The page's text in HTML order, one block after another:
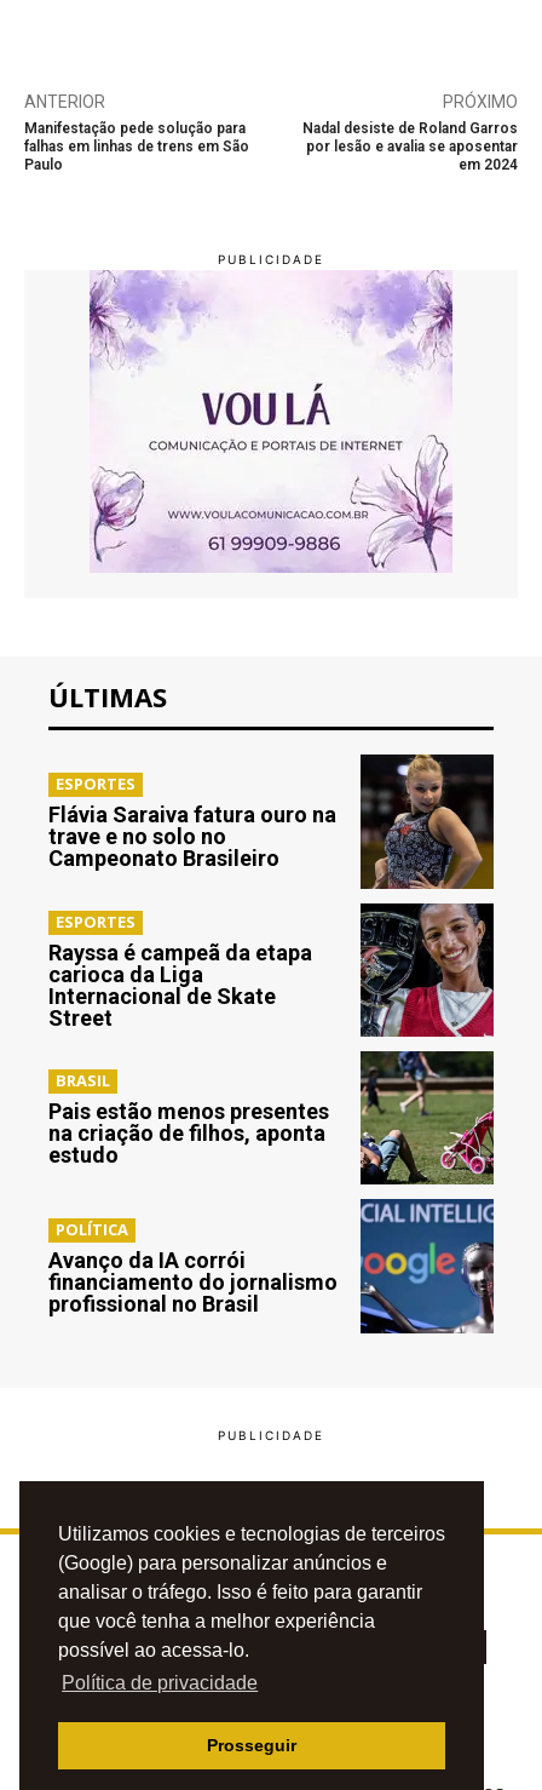
Utilizamos cookies e tecnologias de terceiros
(Google) para personalizar anúncios e
analisar o tráfego. Isso é feito para garantir
que você tenha a melhor experiência
possível ao acessa-lo.
Política de privacidade
Prosseguir
ANTERIOR
Manifestação pede solução para
falhas em linhas de trens em São
Paulo
PRÓXIMO
Nadal desiste de Roland Garros
por lesão e avalia se aposentar
em 2024
ÚLTIMAS
ESPORTES
Flávia Saraiva fatura ouro na
trave e no solo no
Campeonato Brasileiro
ESPORTES
Rayssa é campeã da etapa
carioca da Liga
Internacional de Skate
Street
BRASIL
Pais estão menos presentes
na criação de filhos, aponta
estudo
POLÍTICA
Avanço da IA corrói
financiamento do jornalismo
profissional no Brasil
PRIVACIDADE CONTATO